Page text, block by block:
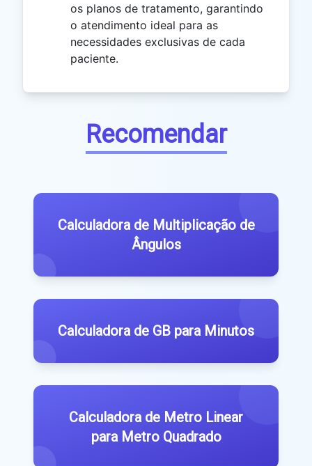
os planos de tratamento, garantindo
o atendimento ideal para as
necessidades exclusivas de cada
paciente.
Recomendar
Calculadora de Multiplicação de
Ângulos
Calculadora de GB para Minutos
Calculadora de Metro Linear
para Metro Quadrado